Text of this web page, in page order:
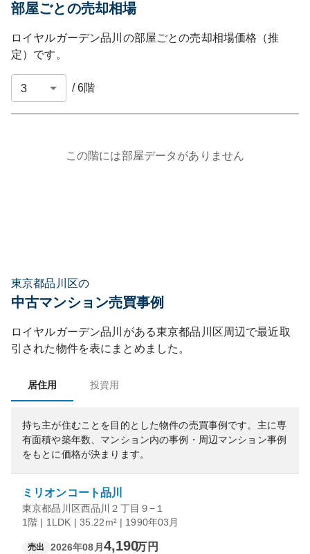
部屋ごとの売却相場
ロイヤルガーデン品川 の部屋ごとの売却相場価格（推
定）です。
/6階
この階には部屋データがありません
東京都品川区の
中古マンション売買事例
ロイヤルガーデン品川 がある東京都品川区周辺で最近取
引された物件を表にまとめました。
居住用 投資用
持ち主が住むことを目的とした物件の売買事例です。 主に専
有面積や築年数、マンション内の事例・周辺マンション事例
をもとに価格が決まります。
ミリオンコート品川
東京都品川区西品川２丁目９−１
1階 | 1LDK | 35.22m² | 1990年03月
売出 2026年08月 4,190万円